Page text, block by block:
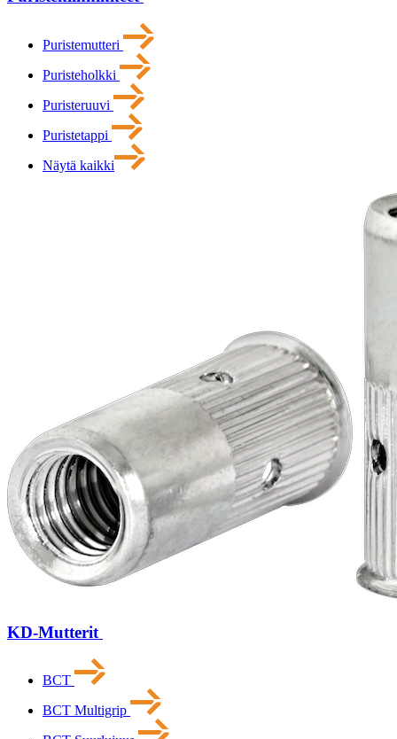
Puristemutteri
Puristeholkki
Puristeruuvi
Puristetappi
Näytä kaikki
KD-Mutterit
BCT
BCT Multigrip